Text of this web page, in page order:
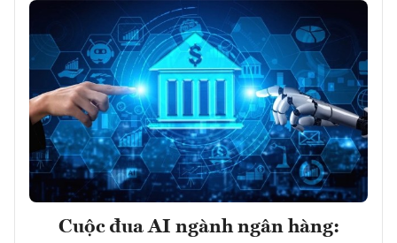
Cuộc đua AI ngành ngân hàng: